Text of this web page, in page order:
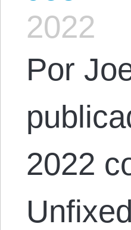
2022
Por
2022